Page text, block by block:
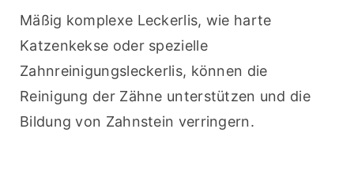
Mäßig komplexe Leckerlis, wie harte
Katzenkekse oder spezielle
Zahnreinigungsleckerlis, können die
Reinigung der Zähne unterstützen und die
Bildung von Zahnstein verringern.